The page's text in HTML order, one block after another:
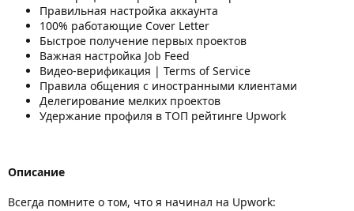
Правильная настройка аккаунта
100% работающие Cover Letter
Быстрое получение первых проектов
Важная настройка Job Feed
Видео-верификация | Terms of Service
Правила общения с иностранными клиентами
Делегирование мелких проектов
Удержание профиля в ТОП рейтинге Upwork
Описание
Всегда помните о том, что я начинал на Upwork: